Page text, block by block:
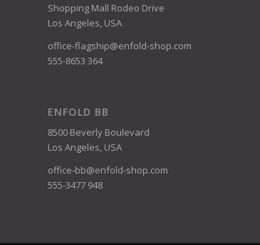
Shopping Mall Rodeo Drive
Los Angeles, USA
office-flagship@enfold-shop.com
555-8653 364
ENFOLD BB
8500 Beverly Boulevard
Los Angeles, USA
office-bb@enfold-shop.com
555-3477 948